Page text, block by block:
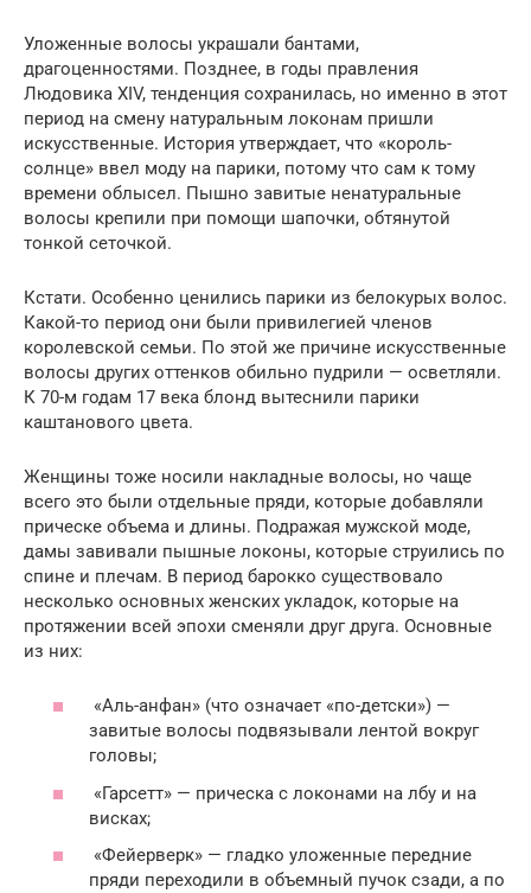
Уложенные волосы украшали бантами,
драгоценностями. Позднее, в годы правления
Людовика XIV, тенденция сохранилась, но именно в этот
период на смену натуральным локонам пришли
искусственные. История утверждает, что «король-
солнце» ввел моду на парики, потому что сам к тому
времени облысел. Пышно завитые ненатуральные
волосы крепили при помощи шапочки, обтянутой
тонкой сеточкой.
Кстати. Особенно ценились парики из белокурых волос.
Какой-то период они были привилегией членов
королевской семьи. По этой же причине искусственные
волосы других оттенков обильно пудрили — осветляли.
К 70-м годам 17 века блонд вытеснили парики
каштанового цвета.
Женщины тоже носили накладные волосы, но чаще
всего это были отдельные пряди, которые добавляли
прическе объема и длины. Подражая мужской моде,
дамы завивали пышные локоны, которые струились по
спине и плечам. В период барокко существовало
несколько основных женских укладок, которые на
протяжении всей эпохи сменяли друг друга. Основные
из них:
«Аль-анфан» (что означает «по-детски») —
завитые волосы подвязывали лентой вокруг
головы;
«Гарсетт» — прическа с локонами на лбу и на
висках;
«Фейерверк» — гладко уложенные передние
пряди переходили в объемный пучок сзади, а по